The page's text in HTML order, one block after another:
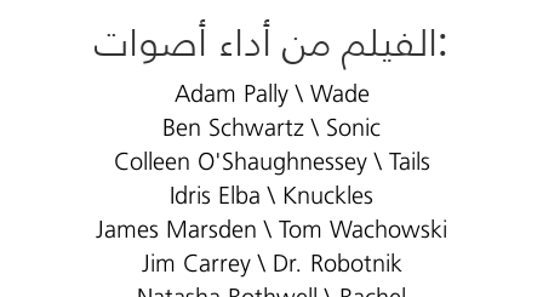
:الفيلم من أداء أصوات
Adam Pally \ Wade
Ben Schwartz \ Sonic
Colleen O'Shaughnessey \ Tails
Idris Elba \ Knuckles
James Marsden \ Tom Wachowski
Jim Carrey \ Dr. Robotnik